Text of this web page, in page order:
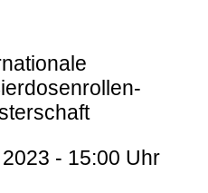
- 15:00 Uhr